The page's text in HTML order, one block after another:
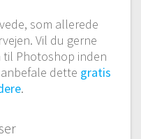
som allerede
Vil du gerne
Photoshop inden
dette gratis
.